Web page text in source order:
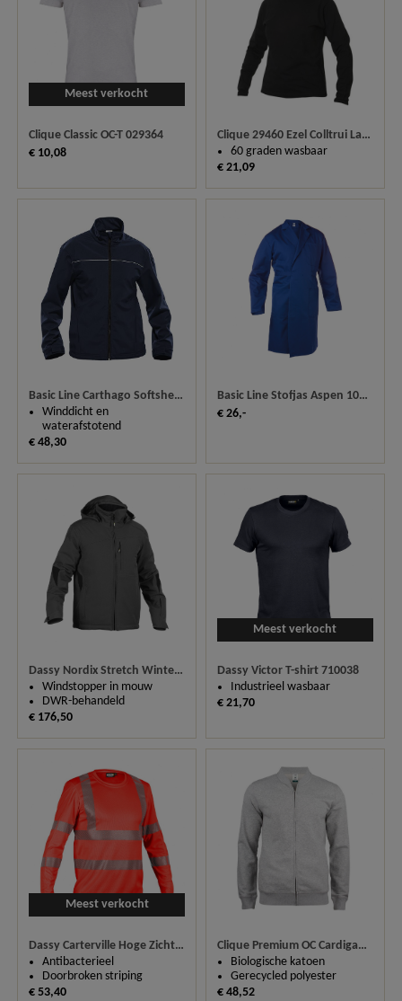
Meest verkocht
Clique Classic OC-T 029364
€ 10,08
Clique 29460 Ezel Colltrui Ladies
60 graden wasbaar
€ 21,09
Basic Line Carthago Softshell Jas 23561
Winddicht en
waterafstotend
€ 48,30
Basic Line Stofjas Aspen 10435
€ 26,-
Dassy Nordix Stretch Winterjas 300463
Windstopper in mouw
DWR-behandeld
€ 176,50
Meest verkocht
Dassy Victor T-shirt 710038
Industrieel wasbaar
€ 21,70
Meest verkocht
Dassy Carterville Hoge Zichtbaarheids UV T-Shirt Lange Mouw 710037
Antibacterieel
Doorbroken striping
€ 53,40
Clique Premium OC Cardigan 021006
Biologische katoen
Gerecycled polyester
€ 48,52